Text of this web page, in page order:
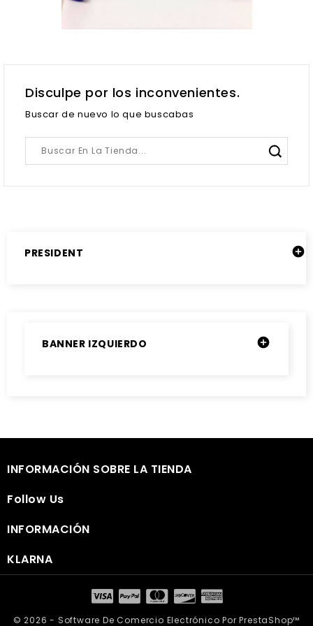
Disculpe por los inconvenientes.
Buscar de nuevo lo que buscabas
PRESIDENT 
BANNER IZQUIERDO 
INFORMACIÓN SOBRE LA TIENDA
Follow Us
INFORMACIÓN
KLARNA
© 2026 - Software De Comercio Electrónico Por PrestaShop™